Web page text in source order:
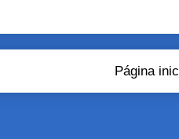
Página